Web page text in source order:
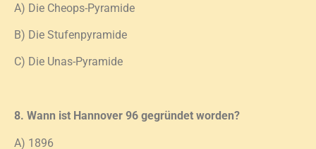
A) Die Cheops-Pyramide
B) Die Stufenpyramide
C) Die Unas-Pyramide
8. Wann ist Hannover 96 gegründet worden?
A) 1896